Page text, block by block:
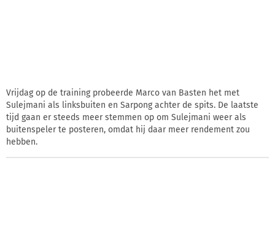
Vrijdag op de training probeerde Marco van Basten het met
Sulejmani als linksbuiten en Sarpong achter de spits. De laatste
tijd gaan er steeds meer stemmen op om Sulejmani weer als
buitenspeler te posteren, omdat hij daar meer rendement zou
hebben.